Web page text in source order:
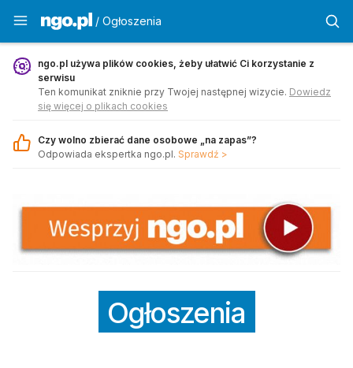
Ogłoszenia - ngo.pl
/ Ogłoszenia
ngo.pl używa plików cookies, żeby ułatwić Ci korzystanie z
serwisu
Ten komunikat zniknie przy Twojej następnej wizycie. Dowiedz
się więcej o plikach cookies
Czy wolno zbierać dane osobowe „na zapas”?
Odpowiada ekspertka ngo.pl. Sprawdź >
Ogłoszenia